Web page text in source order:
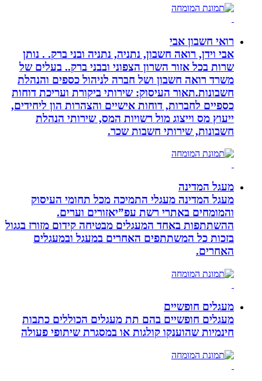
רואי חשבון אבי
אבי וידן, רואה חשבון, נתניה, נתניה ובני ברק. . נותן
שרות בכל אזור השרון הצפוני ובבני ברק.. בעלים של
משרד רואה חשבון ושל חברה לניהול כספים והנהלת
חשבונות.תאור העיסוק: שירותי ביקורת ועריכת דוחות
כספיים לחברות, דוחות אישיים והצהרות הון ליחידים,
ייעוץ מס וייצוג מול רשויות המס, שירותי הנהלת
חשבונות, שירותי חשבות שכר.
מעגל המדינה
מעגל המדינה מעגלי התמיכה מכל תחומי העיסוק
והמומחים באתרי רשת עפ”יאזורים וערים.
ההשתתפות באחד המעגלים מבטיחה קידום מזורז בגגול
בזכות כל המשתתפים האחרים במעגל ובמעגלים
האחרים.
מעגלים חופשיים
מעגלים חופשיים בהם תת מעגלים הכוללים כתבות
חינמיות שהוענקו קולגות או במסגרת שיתופי פעולה